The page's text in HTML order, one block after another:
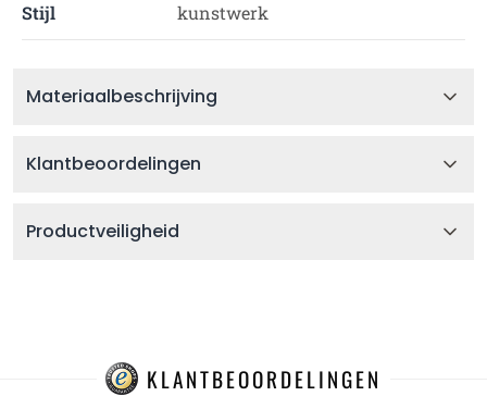
Stijl kunstwerk
Materiaalbeschrijving
Klantbeoordelingen
Productveiligheid
KLANTBEOORDELINGEN